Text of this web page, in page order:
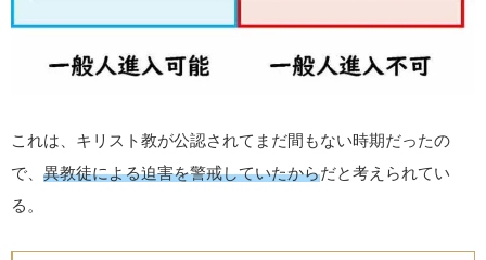
これは、キリスト教が公認されてまだ間もない時期だったの
で、 異教徒による迫害を警戒していたからだと考えられてい
る。